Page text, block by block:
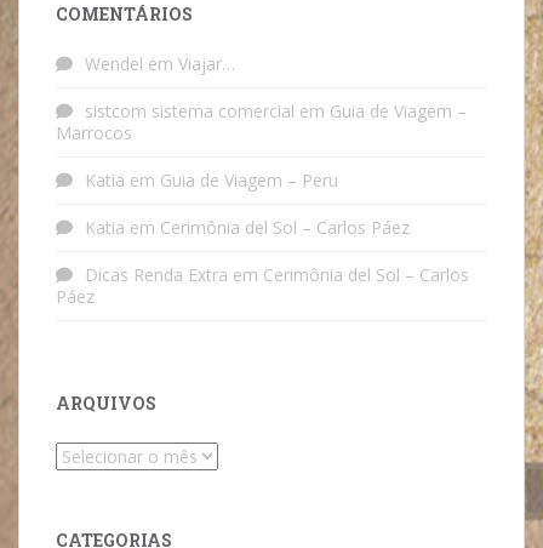
COMENTÁRIOS
Wendel em Viajar…
sistcom sistema comercial em Guia de Viagem –
Marrocos
Katia em Guia de Viagem – Peru
Katia em Cerimônia del Sol – Carlos Páez
Dicas Renda Extra em Cerimônia del Sol – Carlos
Páez
ARQUIVOS
Arquivos
CATEGORIAS